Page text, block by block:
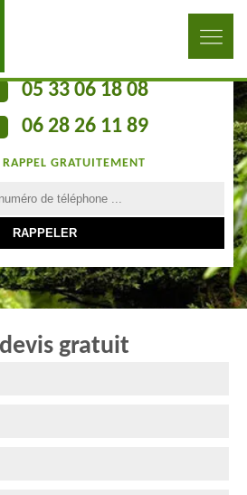
05 33 06 18 08
06 28 26 11 89
GRATUITEMENT
gratuit